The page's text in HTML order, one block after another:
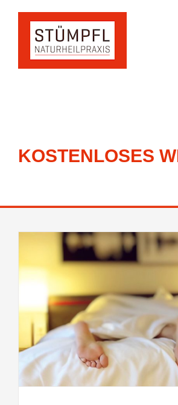
springen
KOSTENLOSES